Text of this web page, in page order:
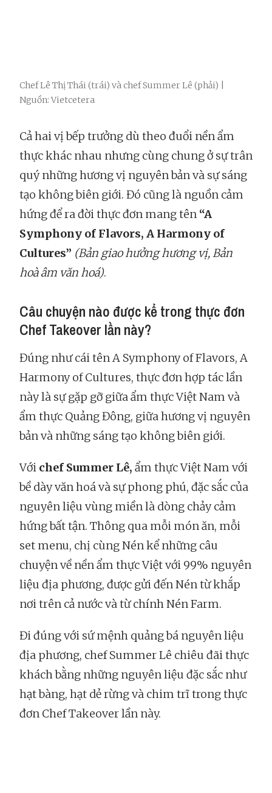
Chef Lê Thị Thái (trái) và chef Summer Lê (phải) |
Nguồn: Vietcetera
Cả hai vị bếp trưởng dù theo đuổi nền ẩm
thực khác nhau nhưng cùng chung ở sự trân
quý những hương vị nguyên bản và sự sáng
tạo không biên giới. Đó cũng là nguồn cảm
hứng để ra đời thực đơn mang tên “A
Symphony of Flavors, A Harmony of
Cultures” (Bản giao hưởng hương vị, Bản
hoà âm văn hoá).
Câu chuyện nào được kể trong thực đơn
Chef Takeover lần này?
Đúng như cái tên A Symphony of Flavors, A
Harmony of Cultures, thực đơn hợp tác lần
này là sự gặp gỡ giữa ẩm thực Việt Nam và
ẩm thực Quảng Đông, giữa hương vị nguyên
bản và những sáng tạo không biên giới.
Với chef Summer Lê, ẩm thực Việt Nam với
bề dày văn hoá và sự phong phú, đặc sắc của
nguyên liệu vùng miền là dòng chảy cảm
hứng bất tận. Thông qua mỗi món ăn, mỗi
set menu, chị cùng Nén kể những câu
chuyện về nền ẩm thực Việt với 99% nguyên
liệu địa phương, được gửi đến Nén từ khắp
nơi trên cả nước và từ chính Nén Farm.
Đi đúng với sứ mệnh quảng bá nguyên liệu
địa phương, chef Summer Lê chiêu đãi thực
khách bằng những nguyên liệu đặc sắc như
hạt bàng, hạt dẻ rừng và chim trĩ trong thực
đơn Chef Takeover lần này.